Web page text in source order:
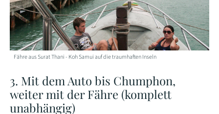
Fähre aus Surat Thani - Koh Samui auf die traumhaften Inseln
3. Mit dem Auto bis Chumphon,
weiter mit der Fähre (komplett
unabhängig)